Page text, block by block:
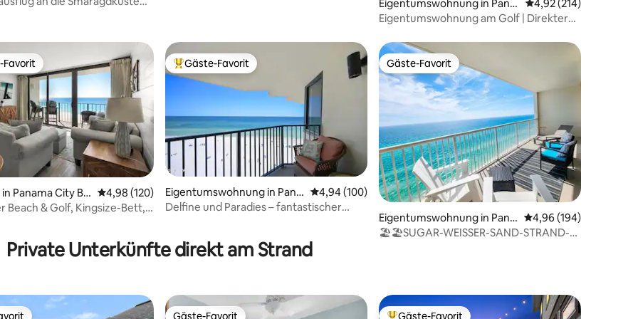
Eigentumswohnung in Pana
ma City Beach
Durchschnittliche
4,92 (214)
Eigentumswohnung am Golf | Direkter
4,97 von 5, 106 Bewertungen
Gäste-Favorit.
Favorit
Panama City Be Durchschnittliche Bewertung: 4,98 von 5, 120 Bewertungen
4,98 (120)
Beach & Golf, Kingsize-Bett,
Beliebter Gäste-Favorit.
Gäste-Favorit
Eigentumswohnung in Pana
ma City Beach
Durchschnittliche Bewertung: 4,94 von 5, 100 Bewertungen
4,94 (100)
Delfine und Paradies – fantastischer
Gäste-Favorit
Gäste-Favorit
Eigentumswohnung in Pana
ma City Beach
Durchschnittliche
4,96 (194)
🏖️🏖️SUGAR-WEISSER-SAND-STRAND-4
Private Unterkünfte direkt am Strand